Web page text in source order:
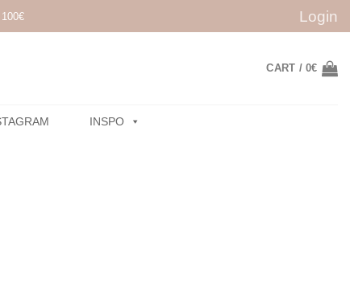
Login
CART /0€
INSPO